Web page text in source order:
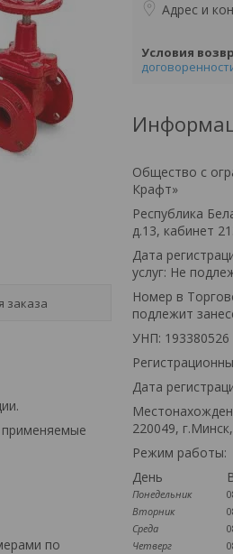
заказа
по
Адрес и
Общество с
Крафт»
Республика
д.13, кабинет
Дата
услуг: Не
Номер в
подлежит
УНП: 193380526
Дата
220049,
Режим работы:
День
Понедельник
Вторник
Среда
Четверг